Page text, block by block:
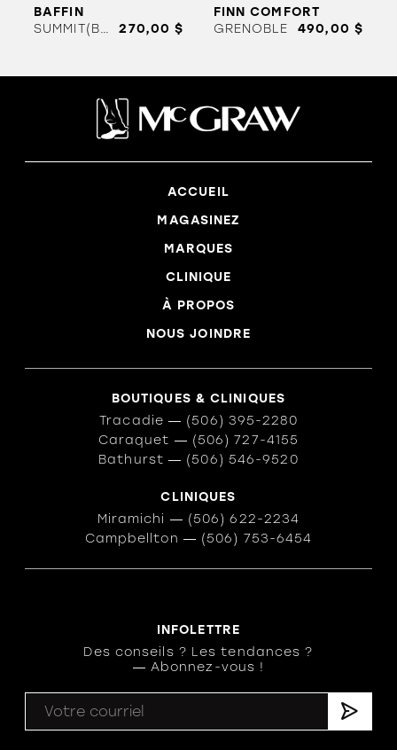
BAFFIN
SUMMIT(BK1 AAA
270,00 $
FINN COMFORT
GRENOBLE
490,00 $
ACCUEIL
MAGASINEZ
MARQUES
CLINIQUE
À PROPOS
NOUS JOINDRE
BOUTIQUES & CLINIQUES
Tracadie ― (506) 395-2280
Caraquet ― (506) 727-4155
Bathurst ― (506) 546-9520
CLINIQUES
Miramichi ― (506) 622-2234
Campbellton ― (506) 753-6454
INFOLETTRE
Des conseils ? Les tendances ?
― Abonnez-vous !